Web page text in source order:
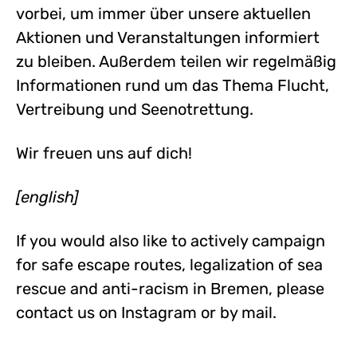
vorbei, um immer über unsere aktuellen
Aktionen und Veranstaltungen informiert
zu bleiben. Außerdem teilen wir regelmäßig
Informationen rund um das Thema Flucht,
Vertreibung und Seenotrettung.
Wir freuen uns auf dich!
[english]
If you would also like to actively campaign
for safe escape routes, legalization of sea
rescue and anti-racism in Bremen, please
contact us on Instagram or by mail.